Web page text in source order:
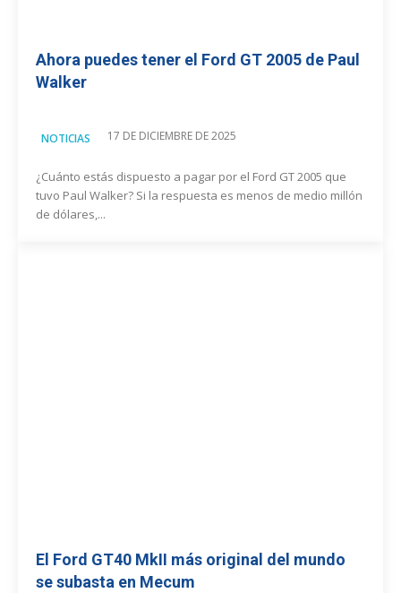
Ahora puedes tener el Ford GT 2005 de Paul
Walker
NOTICIAS 17 DE DICIEMBRE DE 2025
¿Cuánto estás dispuesto a pagar por el Ford GT 2005 que
tuvo Paul Walker? Si la respuesta es menos de medio millón
de dólares,...
El Ford GT40 MkII más original del mundo
se subasta en Mecum